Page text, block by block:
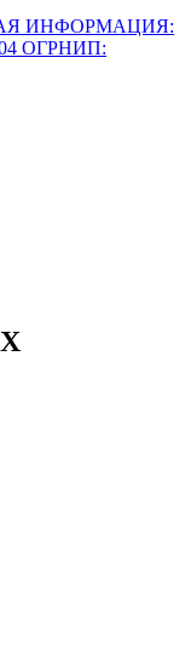
ИНФОРМАЦИЯ:
ОГРНИП: